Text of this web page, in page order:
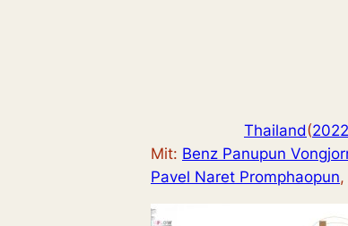
Thailand(2022
Mit: Benz Panupun
Pavel Naret Promphaopun,